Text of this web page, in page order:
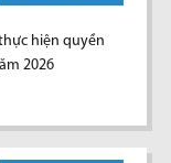
hiện quyền
2026